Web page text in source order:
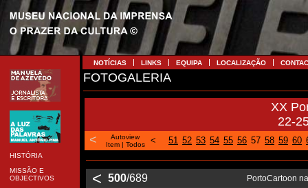
HISTÓRIA
MISSÃO E
OBJECTIVOS
NOTÍCIAS LINKS EQUIPA LOCALIZAÇÃO
FOTOGALERIA
XX
22-
<
Autoview
Item| Todos < 51 52 53 54 55 56 57 58 59 60
< 500/689 PortoCartoon